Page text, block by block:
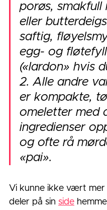
porøs, smakfull
eller
saftig,
egg- og
(«lardon» hvis
2. Alle andre
er kompakte,
omeletter med
ingredienser
og ofte rå
«pai».
Vi kunne ikke vært mer
deler på sin side